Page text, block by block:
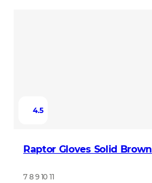
4.5
Raptor Gloves Solid Brown
7 8 9 10 11